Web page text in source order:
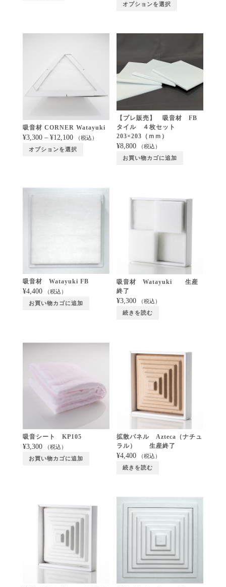
オプションを選択
吸音材 CORNER Watayuki
¥3,300– ¥12,100 （税込）
オプションを選択
【プレ販売】 吸音材 FB
タイル ４枚セット
203×203（ｍｍ）
¥8,800 （税込）
お買い物カゴに追加
吸音材 Watayuki FB
¥4,400 （税込）
お買い物カゴに追加
吸音材 Watayuki 生産
終了
¥3,300 （税込）
続きを読む
吸音シート KP105
¥3,300 （税込）
お買い物カゴに追加
拡散パネル Azteca（ナチュ
ラル） 生産終了
¥4,400 （税込）
続きを読む